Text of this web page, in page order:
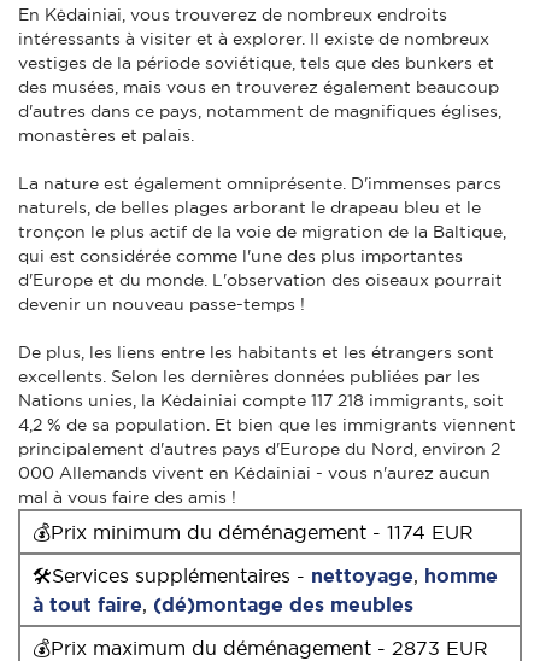
En Kėdainiai, vous trouverez de nombreux endroits
intéressants à visiter et à explorer. Il existe de nombreux
vestiges de la période soviétique, tels que des bunkers et
des musées, mais vous en trouverez également beaucoup
d'autres dans ce pays, notamment de magnifiques églises,
monastères et palais.
La nature est également omniprésente. D'immenses parcs
naturels, de belles plages arborant le drapeau bleu et le
tronçon le plus actif de la voie de migration de la Baltique,
qui est considérée comme l'une des plus importantes
d'Europe et du monde. L'observation des oiseaux pourrait
devenir un nouveau passe-temps !
De plus, les liens entre les habitants et les étrangers sont
excellents. Selon les dernières données publiées par les
Nations unies, la Kėdainiai compte 117 218 immigrants, soit
4,2 % de sa population. Et bien que les immigrants viennent
principalement d'autres pays d'Europe du Nord, environ 2
000 Allemands vivent en Kėdainiai - vous n'aurez aucun
mal à vous faire des amis !
💰Prix minimum du déménagement - 1174 EUR
🛠Services supplémentaires - nettoyage, homme
à tout faire, (dé)montage des meubles
💰Prix maximum du déménagement - 2873 EUR